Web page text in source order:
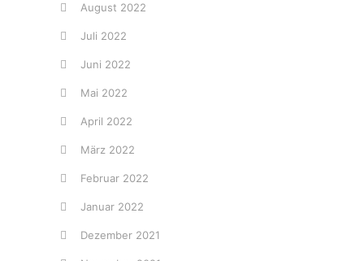
August 2022
Juli 2022
Juni 2022
Mai 2022
April 2022
März 2022
Februar 2022
Januar 2022
Dezember 2021